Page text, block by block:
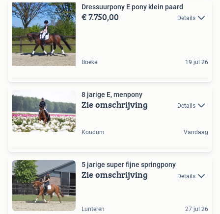
Dressuurpony E pony klein paard
€ 7.750,00 Details
Boekel 19 jul 26
8 jarige E, menpony
Zie omschrijving Details
Koudum Vandaag
5 jarige super fijne springpony
Zie omschrijving Details
Lunteren 27 jul 26